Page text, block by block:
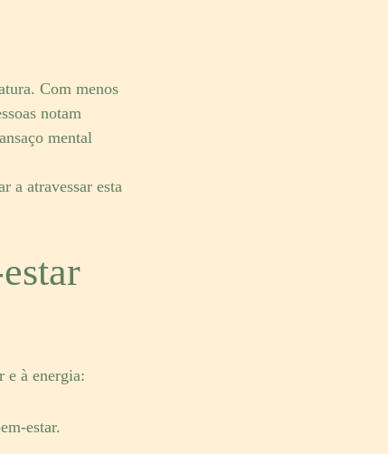
Com menos
notam
mental
a atravessar esta
e à energia:
estar.